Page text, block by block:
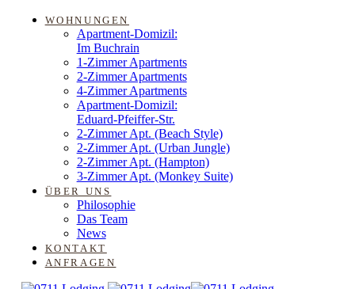
Links
überspringen
WOHNUNGEN
Apartment-Domizil:
Im Buchrain
1-Zimmer Apartments
2-Zimmer Apartments
4-Zimmer Apartments
Apartment-Domizil:
Eduard-Pfeiffer-Str.
2-Zimmer Apt. (Beach Style)
2-Zimmer Apt. (Urban Jungle)
2-Zimmer Apt. (Hampton)
3-Zimmer Apt. (Monkey Suite)
ÜBER UNS
Philosophie
Das Team
News
KONTAKT
ANFRAGEN